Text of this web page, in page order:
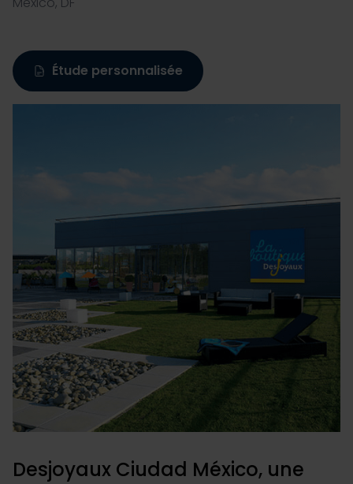
et les annonces, d'offrir des fonctionnalités relatives aux
médias sociaux et d'analyser notre trafic. Nous
partageons également des informations sur l'utilisation de
Étude personnalisée
Desjoyaux Ciudad México, une